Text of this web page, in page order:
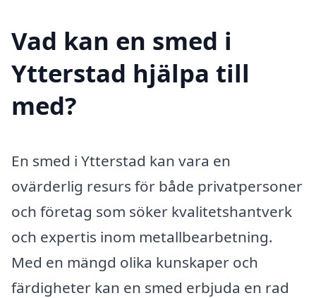
Vad kan en smed i
Ytterstad hjälpa till
med?
En smed i Ytterstad kan vara en
ovärderlig resurs för både privatpersoner
och företag som söker kvalitetshantverk
och expertis inom metallbearbetning.
Med en mängd olika kunskaper och
färdigheter kan en smed erbjuda en rad